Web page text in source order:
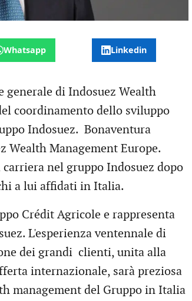
Whatsapp Linkedin
di Indosuez Wealth
coordinamento dello sviluppo
Indosuez. Bonaventura
Wealth Management Europe.
nel gruppo Indosuez dopo
a lui affidati in Italia.
Crédit Agricole e rappresenta
L'esperienza ventennale di
dei grandi clienti, unita alla
internazionale, sarà preziosa
management del Gruppo in Italia